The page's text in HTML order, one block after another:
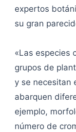
expertos
su gran
«Las especies
grupos de
y se necesitan
abarquen
ejemplo,
número de